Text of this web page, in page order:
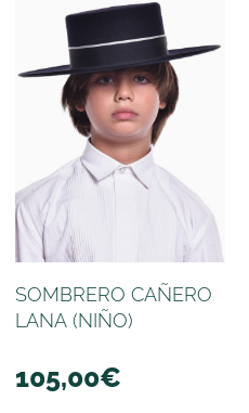
SOMBRERO CAÑERO
LANA (NIÑO)
105,00€